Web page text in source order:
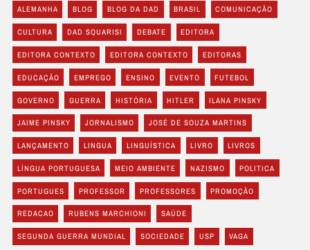
ALEMANHA BLOG BLOG DA DAD BRASIL COMUNICAÇÃO
CULTURA DAD SQUARISI DEBATE EDITORA
EDITORA CONTEXTO EDITORA CONTEXTO EDITORAS
EDUCAÇÃO EMPREGO ENSINO EVENTO FUTEBOL
GOVERNO GUERRA HISTÓRIA HITLER ILANA PINSKY
JAIME PINSKY JORNALISMO JOSÉ DE SOUZA MARTINS
LANÇAMENTO LINGUA LINGUÍSTICA LIVRO LIVROS
LÍNGUA PORTUGUESA MEIO AMBIENTE NAZISMO POLITICA
PORTUGUES PROFESSOR PROFESSORES PROMOÇÃO
REDACAO RUBENS MARCHIONI SAÚDE
SEGUNDA GUERRA MUNDIAL SOCIEDADE USP VAGA